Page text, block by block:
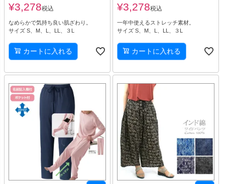
¥3,278税込
なめらかで気持ち良い肌ざわり。
サイズ S、M、L、LL、３L
カートに入れる
¥3,278税込
一年中使えるストレッチ素材。
サイズ S、M、L、LL、３L
カートに入れる